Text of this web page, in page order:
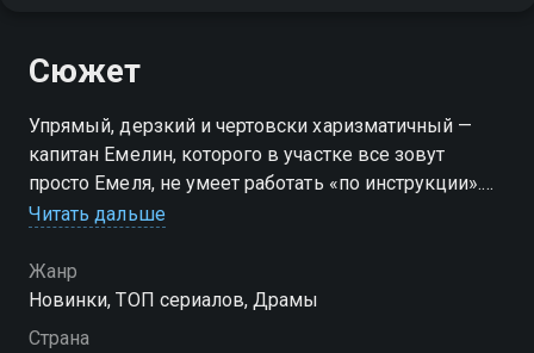
Сюжет
Упрямый, дерзкий и чертовски харизматичный —
капитан Емелин, которого в участке все зовут
просто Емеля, не умеет работать «по инструкции».
Вместе с напарниками — строгим Васиным,
экспертом Лихачевой — он берётся за такие дела, от
которых другие бегут. Его не выносят в управлении,
но даже самые строгие начальники вынуждены
Читать дальше
Жанр
Новинки, ТОП сериалов, Драмы
Страна